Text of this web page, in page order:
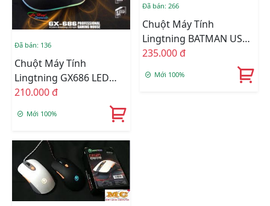
Đã bán: 136
Chuột Máy Tính
Lingtning GX686 LED
RGB
210.000 đ
Mới 100%
Đã bán: 266
Chuột Máy Tính
Lingtning BATMAN USB
Chuyên Game
235.000 đ
Mới 100%